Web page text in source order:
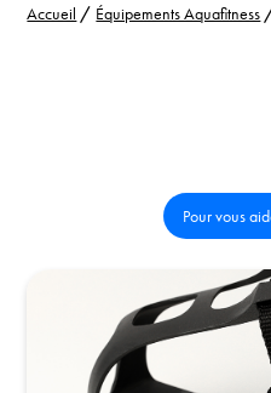
Accueil / Équipements Aquafitness
Pour vous